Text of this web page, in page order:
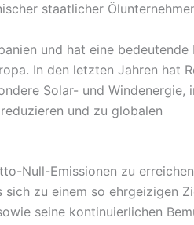
staatlicher
und hat eine bedeutende
In den letzten Jahren hat
Solar- und Windenergie,
und zu globalen
Null-Emissionen zu
zu einem so ehrgeizigen
seine kontinuierlichen